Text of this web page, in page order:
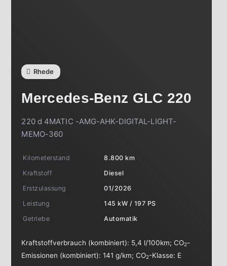
Rhede
Mercedes-Benz GLC 220
220 d 4MATIC -AMG-AHK-DIGITAL-LIGHT-
MEMO-360
Kilometerstand
8.800 km
Kraftstoff
Diesel
Erstzulassung
01/2026
Leistung
145 kW / 197 PS
Getriebe
Automatik
Kraftstoffverbrauch (kombiniert): 5,4 l/100km;CO2-
Emissionen (kombiniert):141 g/km;CO2-Klasse: E